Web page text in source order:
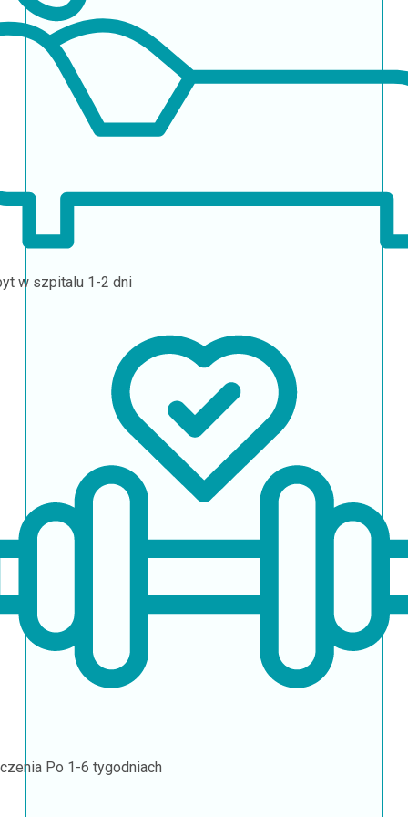
w szpitalu 1-2 dni
Po 1-6 tygodniach